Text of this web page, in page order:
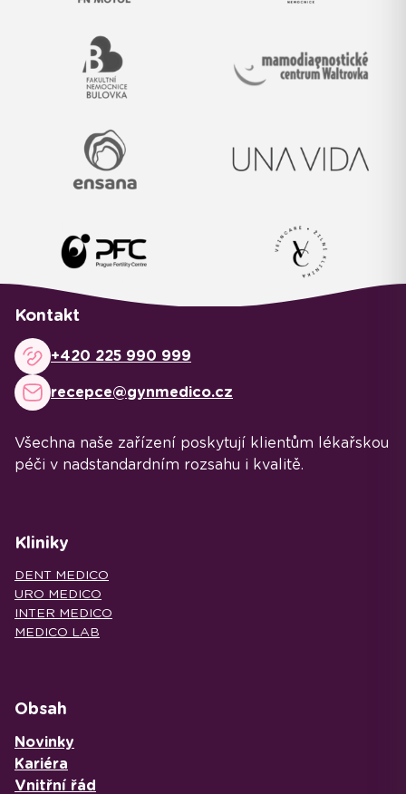
Kontakt
+420 225 990 999
recepce@gynmedico.cz
Všechna naše zařízení poskytují klientům lékařskou
péči v nadstandardním rozsahu i kvalitě.
Kliniky
DENT MEDICO
URO MEDICO
INTER MEDICO
MEDICO LAB
Obsah
Novinky
Kariéra
Vnitřní řád